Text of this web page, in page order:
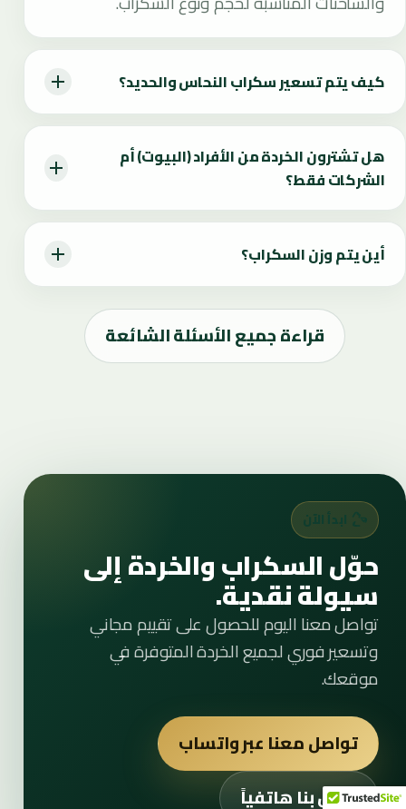
كيف يتم تسعير سكراب النحاس والحديد؟
هل تشترون الخردة من الأفراد (البيوت) أم
الشركات فقط؟
أين يتم وزن السكراب؟
قراءة جميع الأسئلة الشائعة
ابدأ الآن
حوّل السكراب والخردة إلى
سيولة نقدية.
تواصل معنا اليوم للحصول على تقييم مجاني
وتسعير فوري لجميع الخردة المتوفرة في
موقعك.
تواصل معنا عبر واتساب
اتصل بنا هاتفياً